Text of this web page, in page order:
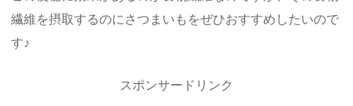
繊維を摂取するのにさつまいもをぜひおすすめしたいので
す♪
スポンサードリンク